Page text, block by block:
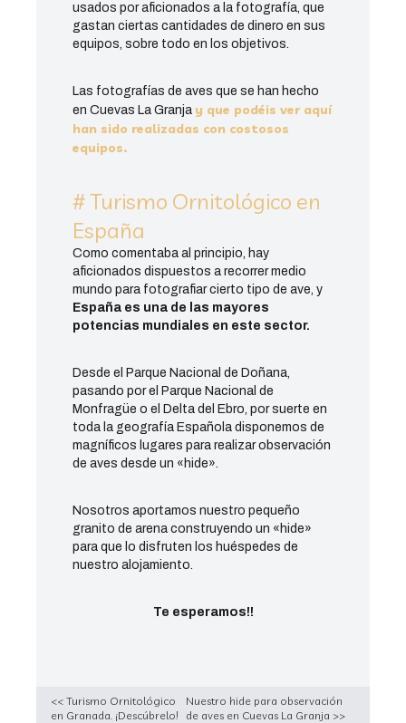
usados por aficionados a la fotografía, que
gastan ciertas cantidades de dinero en sus
equipos, sobre todo en los objetivos.
Las fotografías de aves que se han hecho
en Cuevas La Granja y que podéis ver aquí
han sido realizadas con costosos
equipos.
# Turismo Ornitológico en
España
Como comentaba al principio, hay
aficionados dispuestos a recorrer medio
mundo para fotografiar cierto tipo de ave, y
España es una de las mayores
potencias mundiales en este sector.
Desde el Parque Nacional de Doñana,
pasando por el Parque Nacional de
Monfragüe o el Delta del Ebro, por suerte en
toda la geografía Española disponemos de
magníficos lugares para realizar observación
de aves desde un «hide».
Nosotros aportamos nuestro pequeño
granito de arena construyendo un «hide»
para que lo disfruten los huéspedes de
nuestro alojamiento.
Te esperamos!!
<< Turismo Ornitológico
en Granada. ¡Descúbrelo!
Nuestro hide para observación
de aves en Cuevas La Granja >>